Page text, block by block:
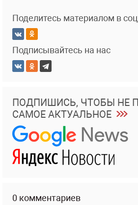
Поделитесь материалом в
Подписывайтесь на нас
ПОДПИШИСЬ, ЧТОБЫ НЕ
САМОЕ АКТУАЛЬНОЕ
0 комментариев